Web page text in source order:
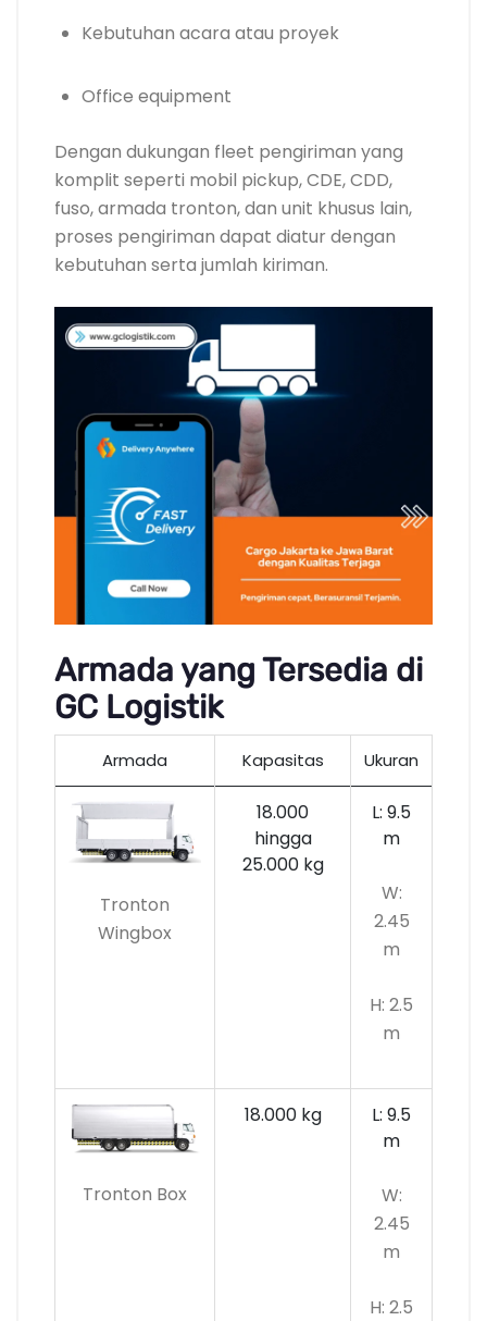
Kebutuhan acara atau proyek
Office equipment
Dengan dukungan fleet pengiriman yang
komplit seperti mobil pickup, CDE, CDD,
fuso, armada tronton, dan unit khusus lain,
proses pengiriman dapat diatur dengan
kebutuhan serta jumlah kiriman.
Armada yang Tersedia di
GC Logistik
Armada Kapasitas Ukuran
Tronton
Wingbox
18.000
hingga
25.000 kg
L: 9.5
m
W:
2.45
m
H: 2.5
m
Tronton Box
18.000 kg
L: 9.5
m
W:
2.45
m
H: 2.5